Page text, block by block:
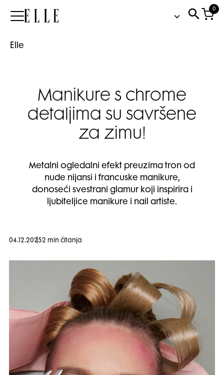
Elle
0
Elle
Manikure s chrome
detaljima su savršene
za zimu!
Metalni ogledalni efekt preuzima tron od
nude nijansi i francuske manikure,
donoseći svestrani glamur koji inspirira i
ljubiteljice manikure i nail artiste.
04.12.20252 min čitanja